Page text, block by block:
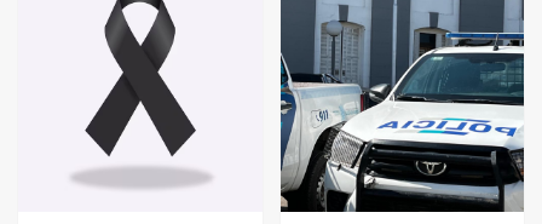
Accidente en Ruta 5: falleció un
joven de Trenque Lauquen
Los precios de los combustibles en
La Pampa, desde YPF hasta Axion
entre 857 a 1338 pesos